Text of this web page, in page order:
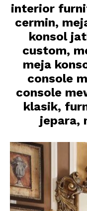
interior
cermin,
konsol
custom,
meja
console
console
klasik,
jepara,